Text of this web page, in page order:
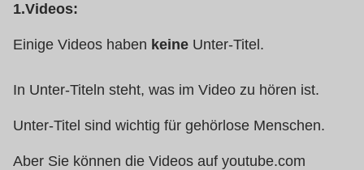
1.Videos:
Einige Videos haben keine Unter-Titel.
In Unter-Titeln steht, was im Video zu hören ist.
Unter-Titel sind wichtig für gehörlose Menschen.
Aber Sie können die Videos auf youtube.com